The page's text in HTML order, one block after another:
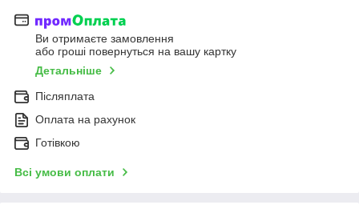
Ви отримаєте замовлення
або гроші повернуться на вашу картку
Детальніше
Післяплата
Оплата на рахунок
Готівкою
Всі умови оплати